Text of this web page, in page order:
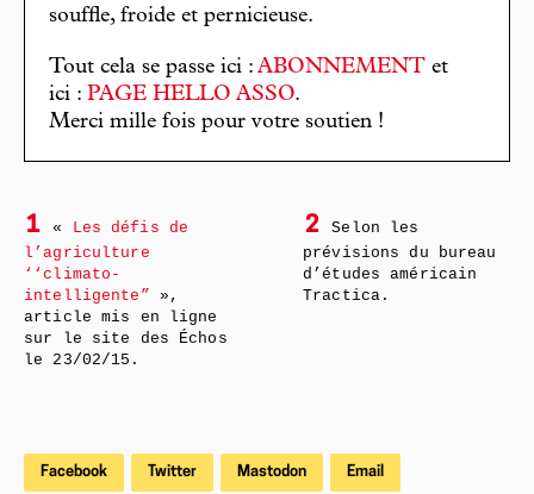
souffle, froide et pernicieuse.
Tout cela se passe ici : ABONNEMENT et
ici : PAGE HELLO ASSO.
Merci mille fois pour votre soutien !
1 « Les défis de
l’agriculture
‘‘climato-
intelligente”
»,
article mis en ligne
sur le site des Échos
le 23/02/15.
2
Selon les
prévisions du bureau
d’études américain
Tractica.
Facebook Twitter Mastodon Email